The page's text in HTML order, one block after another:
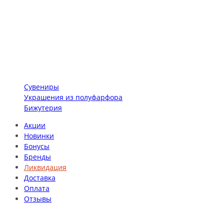
Сувениры
Украшения из полуфарфора
Бижутерия
Акции
Новинки
Бонусы
Бренды
Ликвидация
Доставка
Оплата
Отзывы